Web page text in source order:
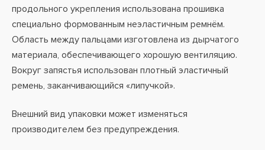
продольного укрепления использована прошивка
специально формованным неэластичным ремнём.
Область между пальцами изготовлена из дырчатого
материала, обеспечивающего хорошую вентиляцию.
Вокруг запястья использован плотный эластичный
ремень, заканчивающийся «липучкой».
Внешний вид упаковки может изменяться
производителем без предупреждения.